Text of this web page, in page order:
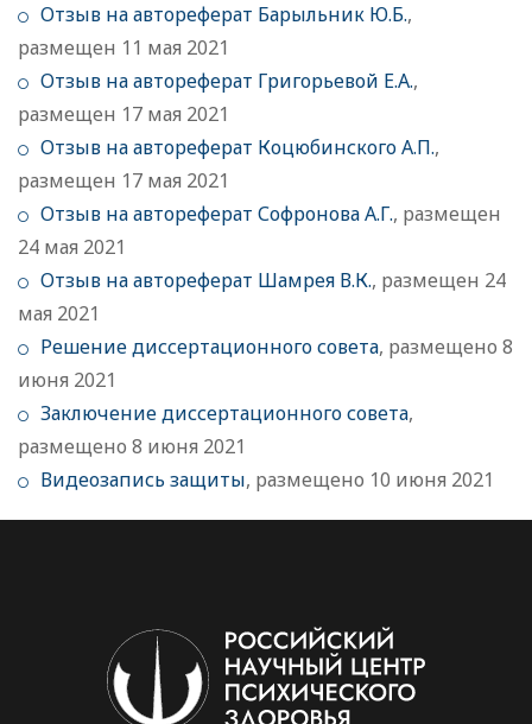
Отзыв на автореферат Барыльник Ю.Б.,
размещен 11 мая 2021
Отзыв на автореферат Григорьевой Е.А.,
размещен 17 мая 2021
Отзыв на автореферат Коцюбинского А.П.,
размещен 17 мая 2021
Отзыв на автореферат Софронова А.Г., размещен
24 мая 2021
Отзыв на автореферат Шамрея В.К., размещен 24
мая 2021
Решение диссертационного совета, размещено 8
июня 2021
Заключение диссертационного совета,
размещено 8 июня 2021
Видеозапись защиты, размещено 10 июня 2021